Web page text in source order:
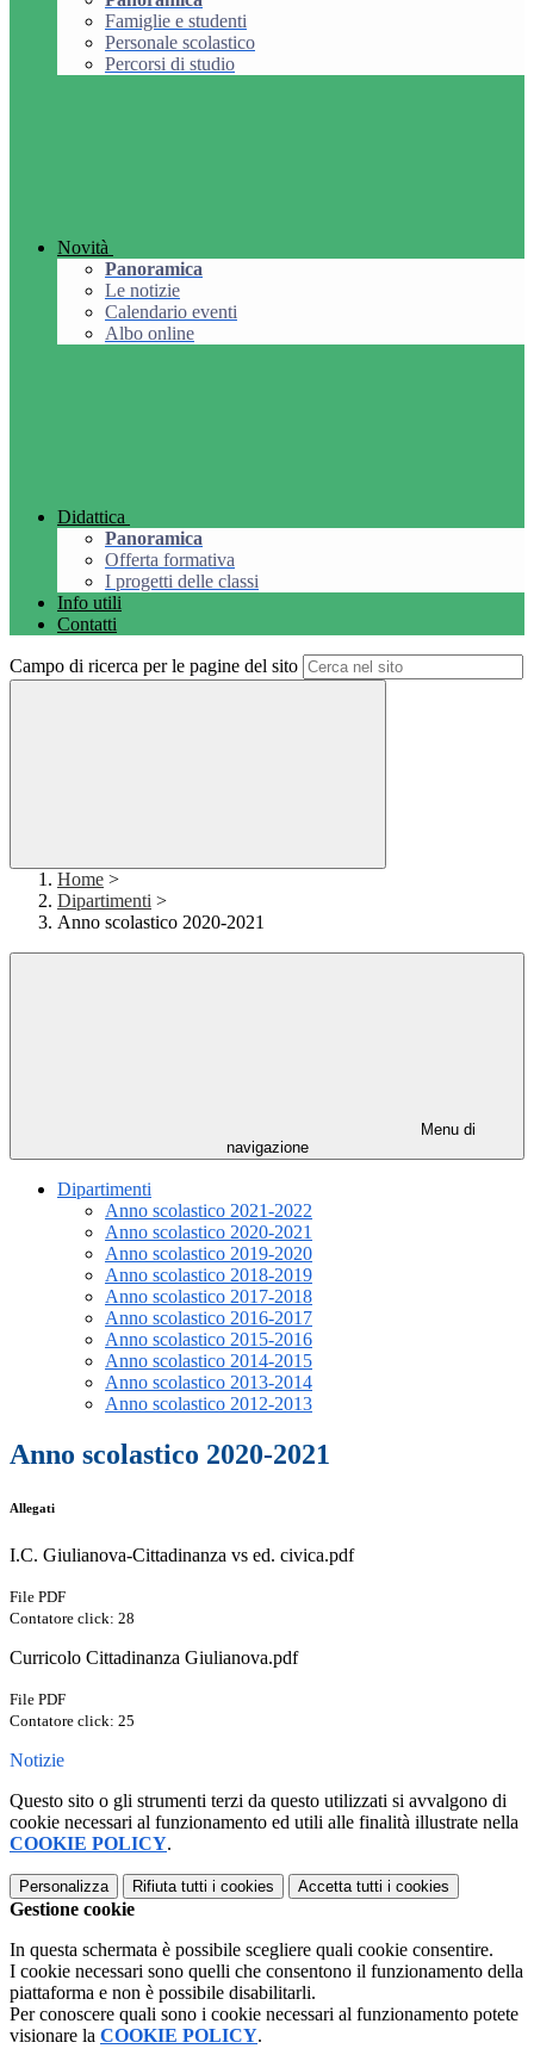
Famiglie e studenti
Personale scolastico
Percorsi di studio
Novità
Panoramica
Le notizie
Calendario eventi
Albo online
Didattica
Panoramica
Offerta formativa
I progetti delle classi
Info utili
Contatti
Campo di ricerca per le pagine del sito
Home >
Dipartimenti >
Anno scolastico 2020-2021
Menu di
navigazione
Dipartimenti
Anno scolastico 2021-2022
Anno scolastico 2020-2021
Anno scolastico 2019-2020
Anno scolastico 2018-2019
Anno scolastico 2017-2018
Anno scolastico 2016-2017
Anno scolastico 2015-2016
Anno scolastico 2014-2015
Anno scolastico 2013-2014
Anno scolastico 2012-2013
Anno scolastico 2020-2021
Allegati
I.C. Giulianova-Cittadinanza vs ed. civica.pdf
File PDF
Contatore click: 28
Curricolo Cittadinanza Giulianova.pdf
File PDF
Contatore click: 25
Notizie
Questo sito o gli strumenti terzi da questo utilizzati si avvalgono di
cookie necessari al funzionamento ed utili alle finalità illustrate nella
COOKIE POLICY.
Personalizza Rifiuta tutti i cookies Accetta tutti i cookies
Gestione cookie
In questa schermata è possibile scegliere quali cookie consentire.
I cookie necessari sono quelli che consentono il funzionamento della
piattaforma e non è possibile disabilitarli.
Per conoscere quali sono i cookie necessari al funzionamento potete
visionare la COOKIE POLICY.